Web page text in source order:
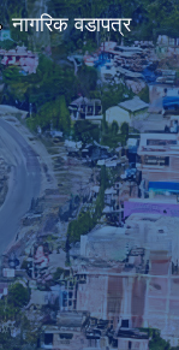
नागरिक वडापत्र